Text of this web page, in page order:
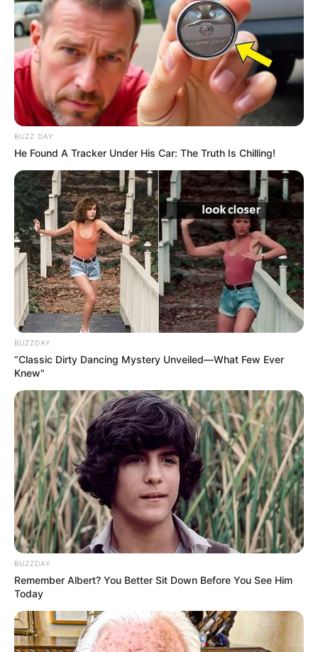
BUZZ DAY
He Found A Tracker Under His Car: The Truth Is Chilling!
BUZZDAY
“Classic Dirty Dancing Mystery Unveiled—What Few Ever
Knew"
BUZZDAY
Remember Albert? You Better Sit Down Before You See Him
Today